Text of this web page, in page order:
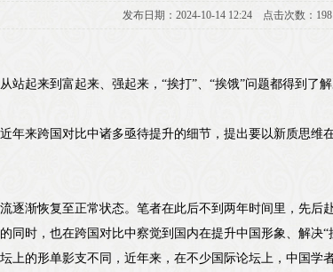
发布日期：2024-10-14 12:24 点击次数：198
站起来到富起来、强起来，“挨打”、“挨饿”问题都得到了
年来跨国对比中诸多亟待提升的细节，提出要以新质思维
逐渐恢复至正常状态。笔者在此后不到两年时间里，先后
同时，也在跨国对比中察觉到国内在提升中国形象、解决
上的形单影支不同，近年来，在不少国际论坛上，中国学